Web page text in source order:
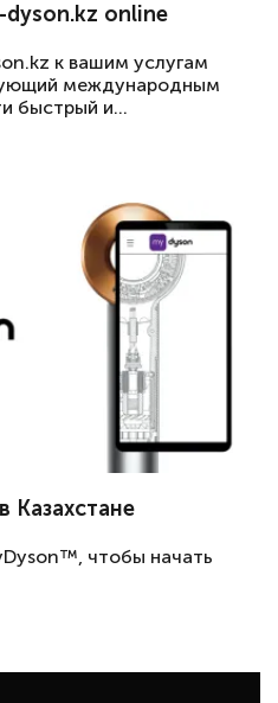
dyson.kz online
к вашим услугам
международным
быстрый и…
Казахстане
чтобы начать